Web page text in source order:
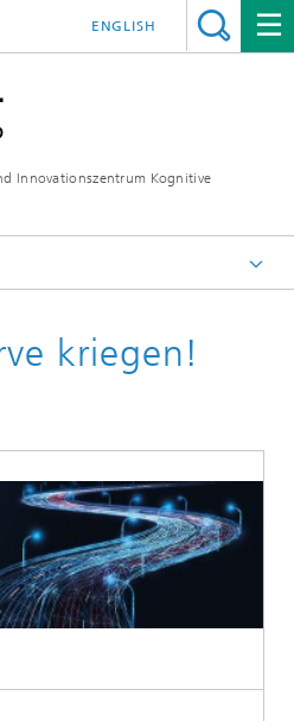
Innovationszentrum Kognitive
ENGLISH
kriegen!